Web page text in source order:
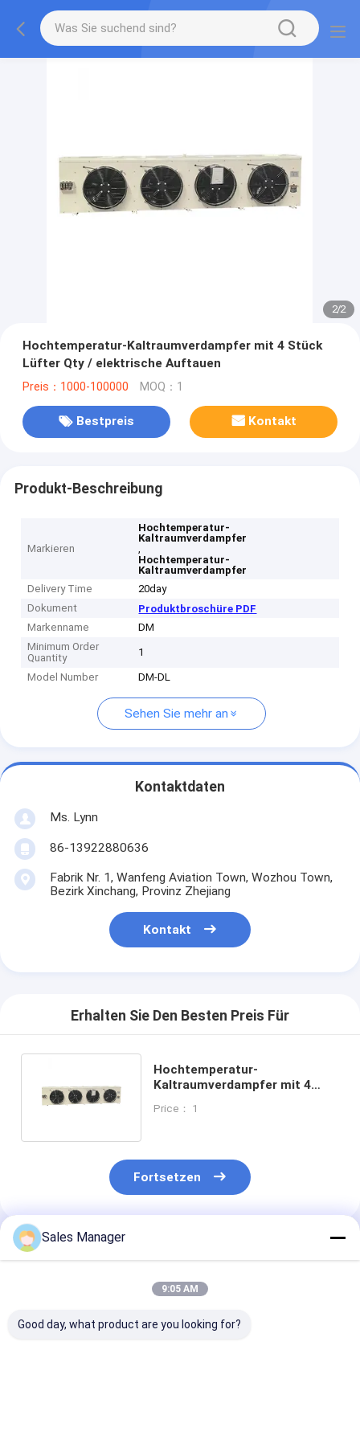
2/2
Hochtemperatur-Kaltraumverdampfer mit 4 Stück
Lüfter Qty / elektrische Auftauen
Preis：1000-100000 MOQ：1
Bestpreis Kontakt
Produkt-Beschreibung
Markieren
Hochtemperatur-
Kaltraumverdampfer
,
Hochtemperatur-
Kaltraumverdampfer
Delivery Time
20day
Dokument
Produktbroschüre PDF
Markenname
DM
Minimum Order
Quantity
1
Model Number DM-DL
Sehen Sie mehr an
Kontaktdaten
Ms. Lynn
86-13922880636
Fabrik Nr. 1, Wanfeng Aviation Town, Wozhou Town,
Bezirk Xinchang, Provinz Zhejiang
Kontakt
Erhalten Sie Den Besten Preis Für
Hochtemperatur-
Kaltraumverdampfer mit 4
Auftauen
Price： 1
Fortsetzen
Empfohlene Produkte
Sales Manager
9:05 AM
Good day, what product are you looking for?